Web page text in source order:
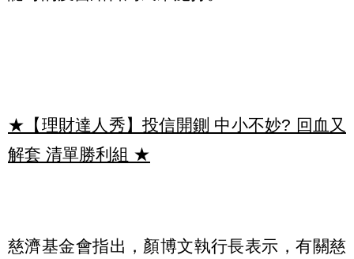
★【理財達人秀】投信開鍘 中小不妙? 回血又
解套 清單勝利組 ★
慈濟基金會指出，顏博文執行長表示，有關慈